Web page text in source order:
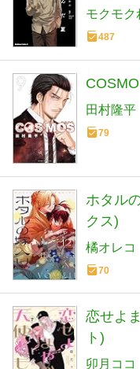
モクモク
487
田村隆平
79
ホタル
クス)
橘オレコ
70
恋せよ
ト)
卯月ココ